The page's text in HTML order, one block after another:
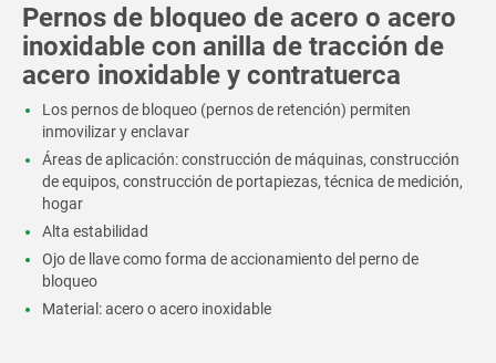
Pernos de bloqueo de acero o acero
inoxidable con anilla de tracción de
acero inoxidable y contratuerca
Los pernos de bloqueo (pernos de retención) permiten
inmovilizar y enclavar
Áreas de aplicación: construcción de máquinas, construcción
de equipos, construcción de portapiezas, técnica de medición,
hogar
Alta estabilidad
Ojo de llave como forma de accionamiento del perno de
bloqueo
Material: acero o acero inoxidable